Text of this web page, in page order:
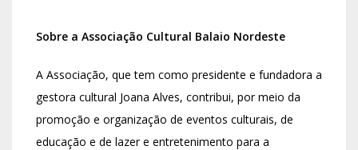
Sobre a Associação Cultural Balaio Nordeste
A Associação, que tem como presidente e fundadora a
gestora cultural Joana Alves, contribui, por meio da
promoção e organização de eventos culturais, de
educação e de lazer e entretenimento para a